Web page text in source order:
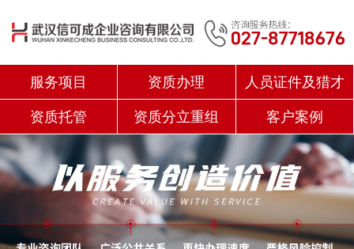
服务项目 资质办理 人员证件及猎才
资质托管 资质分立重组 客户案例